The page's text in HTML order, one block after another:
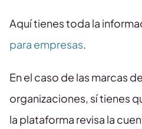
Aquí tienes toda la
para empresas.
En el caso de las marcas
organizaciones, sí tienes
la plataforma revisa la